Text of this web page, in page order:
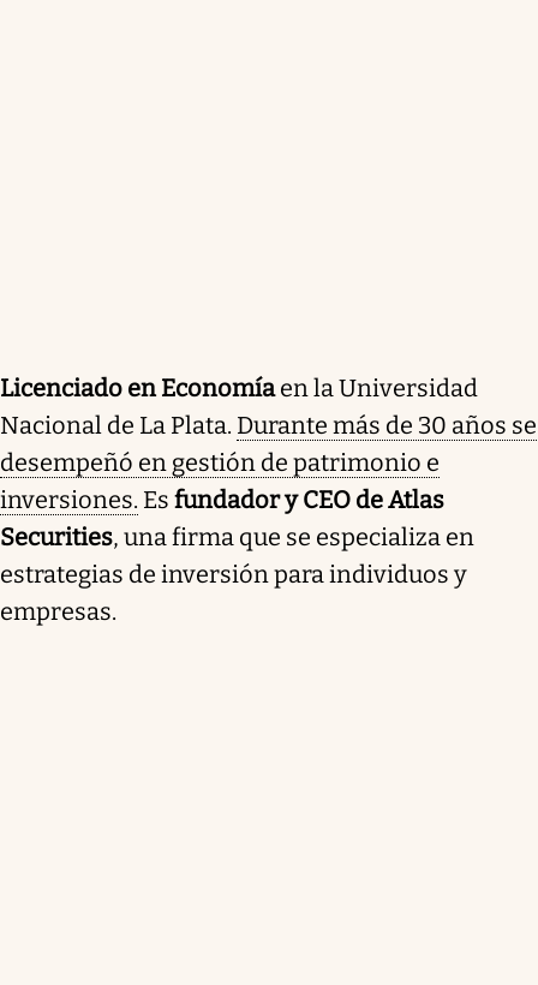
Licenciado en Economíaen la Universidad
Nacional de La Plata. Durante más de 30 años se
desempeñó en gestión de patrimonio e
inversiones. Es fundador y CEO de Atlas
Securities, una firma que se especializa en
estrategias de inversión para individuos y
empresas.